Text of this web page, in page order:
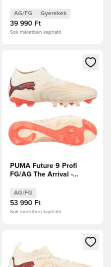
Fehér/Ultra Red/PUMA
Fekete Gyerek
AG/FG Gyerekek
39 990 Ft
Sok méretben kapható
vagy a tagként
Megnyit egy modált a
PUMA Future 9 Profi
FG/AG The Arrival -
Fehér/Ultra Red/PUMA
Fekete
AG/FG
53 990 Ft
Sok méretben kapható
vagy a tagként
Megnyit egy modált a